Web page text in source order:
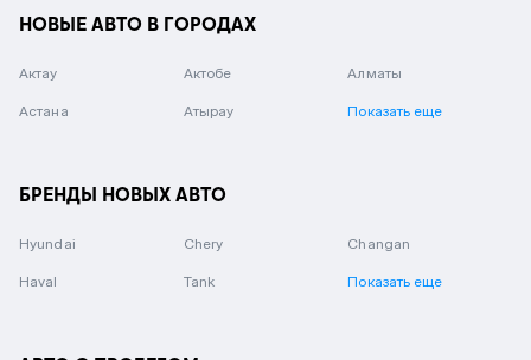
НОВЫЕ АВТО В ГОРОДАХ
Актау Актобе Алматы
Астана Атырау Показать еще
БРЕНДЫ НОВЫХ АВТО
Hyundai Chery Changan
Haval Tank Показать еще